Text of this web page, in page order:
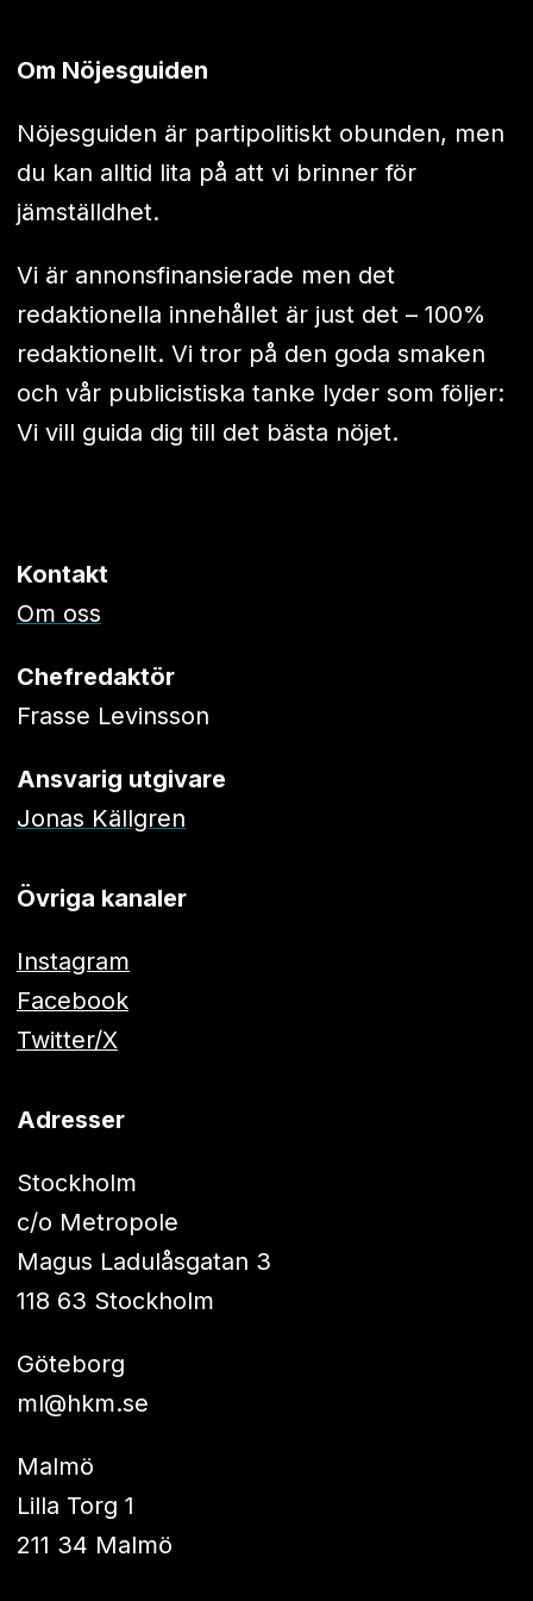
Om Nöjesguiden
Nöjesguiden är partipolitiskt obunden, men
du kan alltid lita på att vi brinner för
jämställdhet.
Vi är annonsfinansierade men det
redaktionella innehållet är just det – 100%
redaktionellt. Vi tror på den goda smaken
och vår publicistiska tanke lyder som följer:
Vi vill guida dig till det bästa nöjet.
Kontakt
Om oss
Chefredaktör
Frasse Levinsson
Ansvarig utgivare
Jonas Källgren
Övriga kanaler
Instagram
Facebook
Twitter/X
Adresser
Stockholm
c/o Metropole
Magus Ladulåsgatan 3
118 63 Stockholm
Göteborg
ml@hkm.se
Malmö
Lilla Torg 1
211 34 Malmö